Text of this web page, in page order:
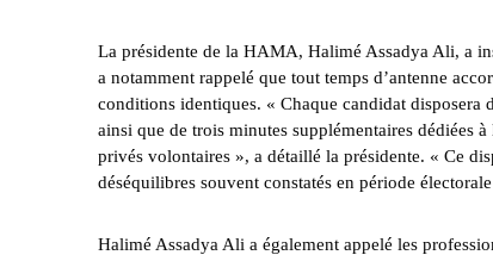
La présidente de la HAMA, Halimé Assadya Ali, a
a notamment rappelé que tout temps d’antenne
conditions identiques. « Chaque candidat disposera
ainsi que de trois minutes supplémentaires dédiées
privés volontaires », a détaillé la présidente. « Ce
déséquilibres souvent constatés en période
Halimé Assadya Ali a également appelé les